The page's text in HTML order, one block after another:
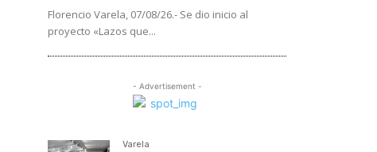
Florencio Varela, 07/08/26.- Se dio inicio al
proyecto «Lazos que...
- Advertisement -
Varela